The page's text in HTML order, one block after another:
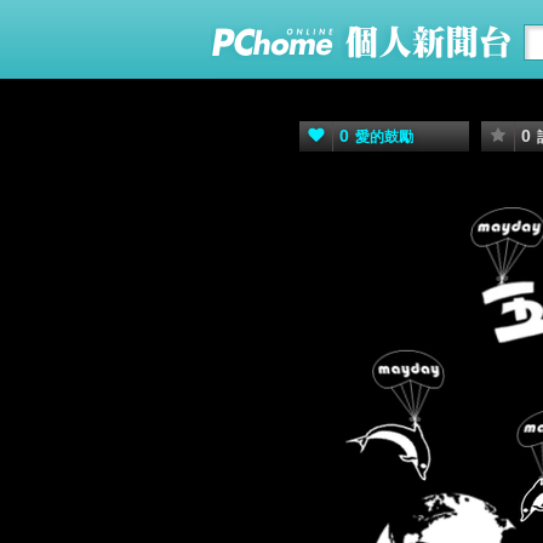
0 愛的鼓勵 0